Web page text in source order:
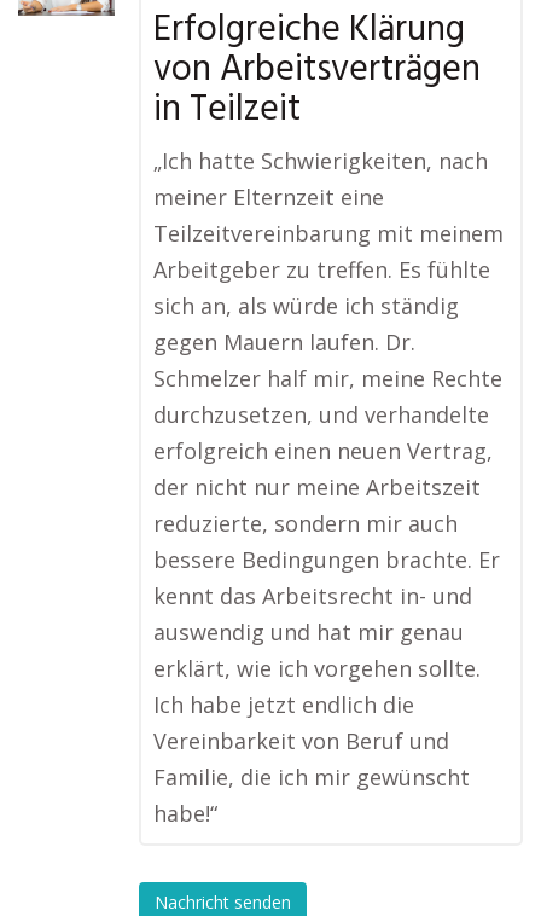
Erfolgreiche Klärung
von Arbeitsverträgen
in Teilzeit
„Ich hatte Schwierigkeiten, nach
meiner Elternzeit eine
Teilzeitvereinbarung mit meinem
Arbeitgeber zu treffen. Es fühlte
sich an, als würde ich ständig
gegen Mauern laufen. Dr.
Schmelzer half mir, meine Rechte
durchzusetzen, und verhandelte
erfolgreich einen neuen Vertrag,
der nicht nur meine Arbeitszeit
reduzierte, sondern mir auch
bessere Bedingungen brachte. Er
kennt das Arbeitsrecht in- und
auswendig und hat mir genau
erklärt, wie ich vorgehen sollte.
Ich habe jetzt endlich die
Vereinbarkeit von Beruf und
Familie, die ich mir gewünscht
habe!“
Nachricht senden